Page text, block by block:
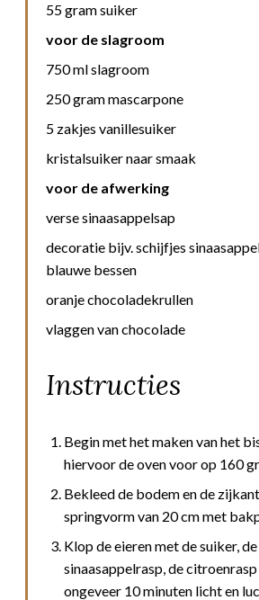
55 gram suiker
voor de slagroom
750 ml slagroom
250 gram mascarpone
5 zakjes vanillesuiker
kristalsuiker naar smaak
voor de afwerking
verse sinaasappelsap
decoratie bijv. schijfjes
blauwe bessen
oranje chocoladekrullen
vlaggen van chocolade
Instructies
Begin met het maken van het
hiervoor de oven voor op 160
Bekleed de bodem en de
springvorm van 20 cm met
Klop de eieren met de suiker, de
sinaasappelrasp, de
ongeveer 10 minuten licht en